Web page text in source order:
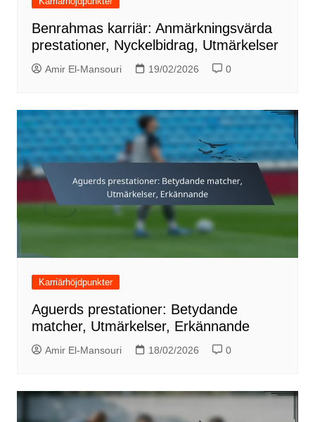
Benrahmas karriär: Anmärkningsvärda
prestationer, Nyckelbidrag, Utmärkelser
Amir El-Mansouri 19/02/2026 0
Karriärhöjdpunkter
Aguerds prestationer: Betydande
matcher, Utmärkelser, Erkännande
Amir El-Mansouri 18/02/2026 0